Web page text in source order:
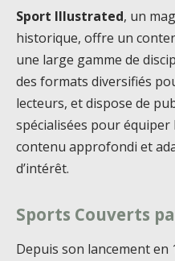
Sport Illustrated, un
historique, offre un
une large gamme de
des formats diversifiés
lecteurs, et dispose de
spécialisées pour équiper
contenu approfondi et
d’intérêt.
Sports Couverts
Depuis son lancement en